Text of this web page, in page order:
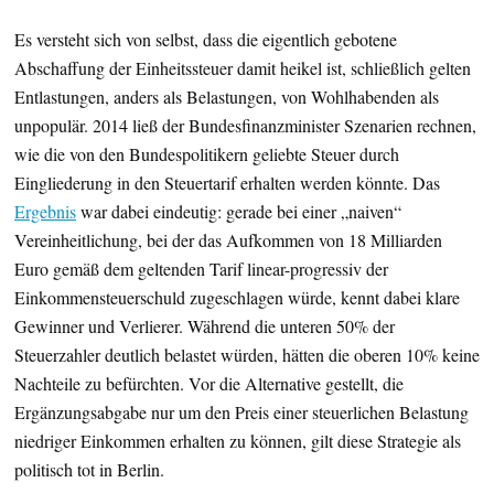
Es versteht sich von selbst, dass die eigentlich gebotene
Abschaffung der Einheitssteuer damit heikel ist, schließlich gelten
Entlastungen, anders als Belastungen, von Wohlhabenden als
unpopulär. 2014 ließ der Bundesfinanzminister Szenarien rechnen,
wie die von den Bundespolitikern geliebte Steuer durch
Eingliederung in den Steuertarif erhalten werden könnte. Das
Ergebniswar dabei eindeutig: gerade bei einer „naiven“
Vereinheitlichung, bei der das Aufkommen von 18 Milliarden
Euro gemäß dem geltenden Tarif linear-progressiv der
Einkommensteuerschuld zugeschlagen würde, kennt dabei klare
Gewinner und Verlierer. Während die unteren 50% der
Steuerzahler deutlich belastet würden, hätten die oberen 10% keine
Nachteile zu befürchten. Vor die Alternative gestellt, die
Ergänzungsabgabe nur um den Preis einer steuerlichen Belastung
niedriger Einkommen erhalten zu können, gilt diese Strategie als
politisch tot in Berlin.